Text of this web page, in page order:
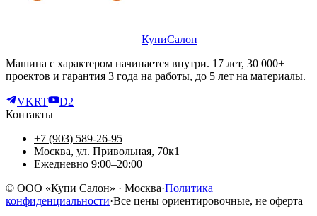
КупиСалон
Машина с характером начинается внутри. 17 лет, 30 000+
проектов и гарантия 3 года на работы, до 5 лет на материалы.
VKRT
D2
Контакты
+7 (903) 589-26-95
Москва, ул. Привольная, 70к1
Ежедневно 9:00–20:00
© ООО «Купи Салон» · Москва·Политика
конфиденциальности·Все цены ориентировочные, не оферта